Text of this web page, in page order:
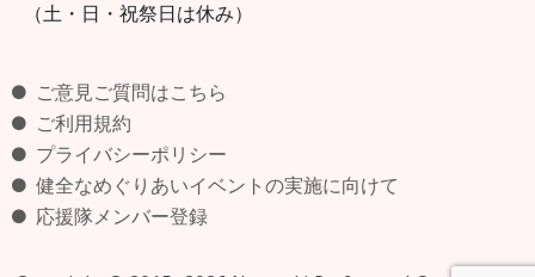
（土・日・祝祭日は休み）
ご意見ご質問はこちら
ご利用規約
プライバシーポリシー
健全なめぐりあいイベントの実施に向けて
応援隊メンバー登録